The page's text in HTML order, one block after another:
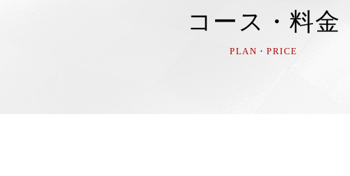
コース・料金
PLAN・PRICE